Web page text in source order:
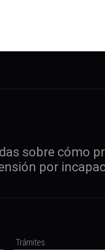
sobre cómo
por
Trámites